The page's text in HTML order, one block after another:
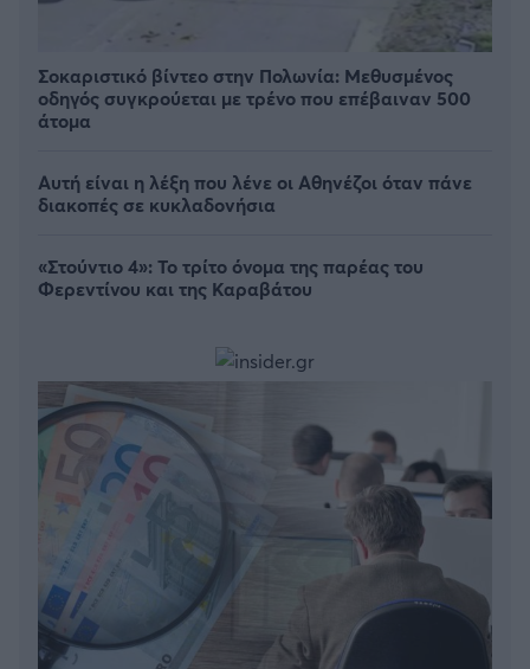
Σοκαριστικό βίντεο στην Πολωνία: Μεθυσμένος
οδηγός συγκρούεται με τρένο που επέβαιναν 500
άτομα
Αυτή είναι η λέξη που λένε οι Αθηνέζοι όταν πάνε
διακοπές σε κυκλαδονήσια
«Στούντιο 4»: Το τρίτο όνομα της παρέας του
Φερεντίνου και της Καραβάτου